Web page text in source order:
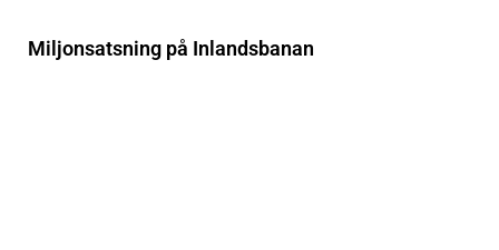
Miljonsatsning på Inlandsbanan